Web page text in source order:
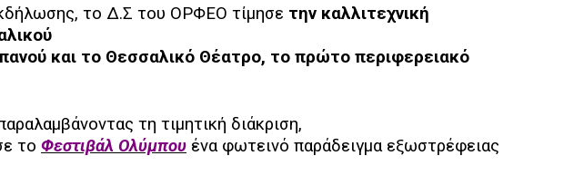
το Δ.Σ του ΟΡΦΕΟ τίμησε την καλλιτεχνική
και το Θεσσαλικό Θέατρο, το πρώτο περιφερειακό
τη τιμητική διάκριση,
το Φεστιβάλ Ολύμπου ένα φωτεινό παράδειγμα εξωστρέφειας